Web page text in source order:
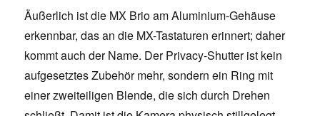
Äußerlich ist die MX Brio am Aluminium-Gehäuse
erkennbar, das an die MX-Tastaturen erinnert; daher
kommt auch der Name. Der Privacy-Shutter ist kein
aufgesetztes Zubehör mehr, sondern ein Ring mit
einer zweiteiligen Blende, die sich durch Drehen